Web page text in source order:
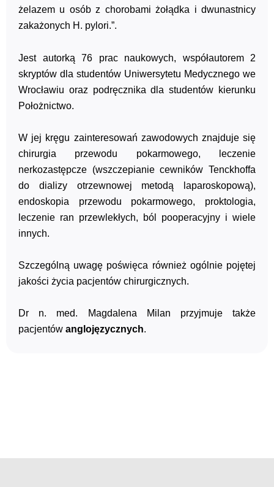
żelazem u osób z chorobami żołądka i dwunastnicy
zakażonych H. pylori.”.
Jest autorką 76 prac naukowych, współautorem 2
skryptów dla studentów Uniwersytetu Medycznego we
Wrocławiu oraz podręcznika dla studentów kierunku
Położnictwo.
W jej kręgu zainteresowań zawodowych znajduje się
chirurgia przewodu pokarmowego, leczenie
nerkozastępcze (wszczepianie cewników Tenckhoffa
do dializy otrzewnowej metodą laparoskopową),
endoskopia przewodu pokarmowego, proktologia,
leczenie ran przewlekłych, ból pooperacyjny i wiele
innych.
Szczególną uwagę poświęca również ogólnie pojętej
jakości życia pacjentów chirurgicznych.
Dr n. med. Magdalena Milan przyjmuje także
pacjentów anglojęzycznych.